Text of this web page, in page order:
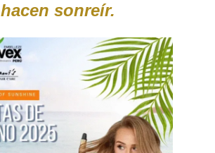
hacen sonreír.